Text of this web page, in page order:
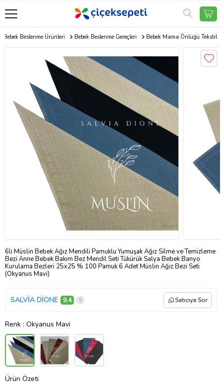
Bebek Beslenme Ürünleri Bebek Beslenme Gereçleri Bebek Mama Önlüğü Tekstil
6lı Müslin Bebek Ağız Mendili Pamuklu Yumuşak Ağız Silme ve Temizleme
Bezi Anne Bebek Bakım Bez Mendil Seti Tükürük Salya Bebek Banyo
Kurulama Bezleri 25x25 % 100 Pamuk 6 Adet Müslin Ağız Bezi Seti
(Okyanus Mavi)
SALVİA DİONE 9,4 Satıcıya Sor
Renk : Okyanus Mavi
Ürün Özeti